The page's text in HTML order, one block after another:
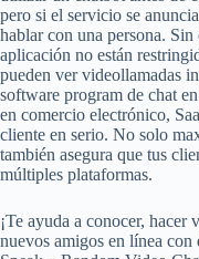
pero si el servicio se
hablar con una persona.
aplicación no están
pueden ver videollamadas
software program de chat
en comercio electrónico,
cliente en serio. No solo
también asegura que tus
múltiples plataformas.
¡Te ayuda a conocer,
nuevos amigos en línea